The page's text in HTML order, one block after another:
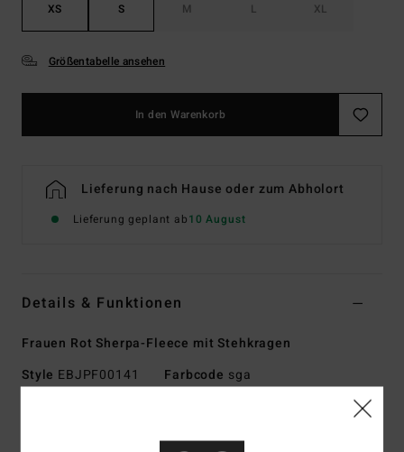
XS S M L XL
Größentabelle ansehen
In den Warenkorb
Lieferung nach Hause oder zum Abholort
Lieferung geplant ab10 August
Details & Funktionen
Frauen Rot Sherpa-Fleece mit Stehkragen
Style EBJPF00141 Farbcode sga